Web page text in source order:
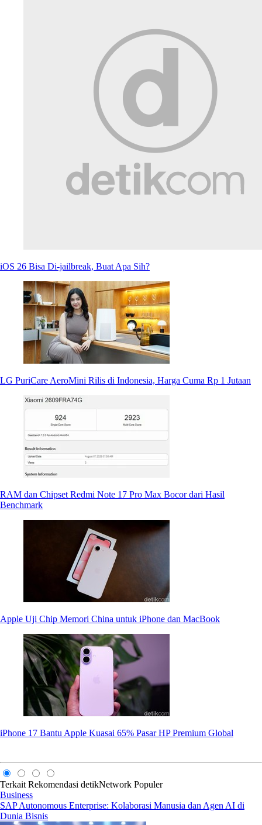
iOS 26 Bisa Di-jailbreak, Buat Apa Sih?
LG PuriCare AeroMini Rilis di Indonesia, Harga Cuma Rp 1 Jutaan
RAM dan Chipset Redmi Note 17 Pro Max Bocor dari Hasil
Benchmark
Apple Uji Chip Memori China untuk iPhone dan MacBook
iPhone 17 Bantu Apple Kuasai 65% Pasar HP Premium Global
Terkait Rekomendasi detikNetwork Populer
Business
SAP Autonomous Enterprise: Kolaborasi Manusia dan Agen AI di
Dunia Bisnis